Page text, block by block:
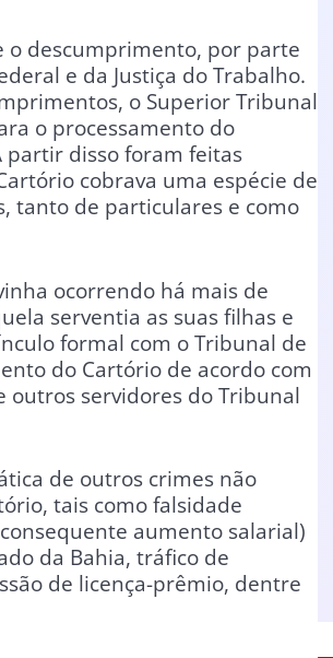
o descumprimento, por parte
e da Justiça do Trabalho.
o Superior Tribunal
o processamento do
partir disso foram feitas
cobrava uma espécie de
tanto de particulares e como
ocorrendo há mais de
serventia as suas filhas e
formal com o Tribunal de
do Cartório de acordo com
outros servidores do Tribunal
de outros crimes não
tais como falsidade
aumento salarial)
da Bahia, tráfico de
de licença-prêmio, dentre